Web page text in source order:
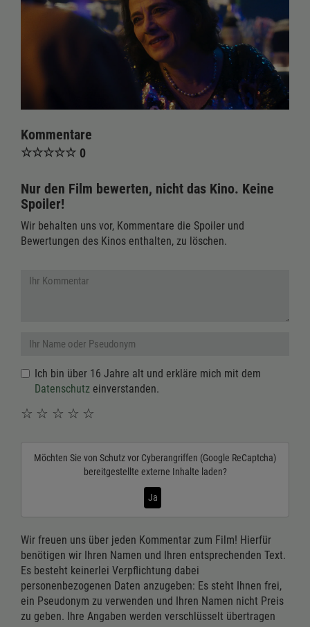
Kommentare
☆☆☆☆☆ 0
Nur den Film bewerten, nicht das Kino. Keine
Spoiler!
Wir behalten uns vor, Kommentare die Spoiler und
Bewertungen des Kinos enthalten, zu löschen.
Ich bin über 16 Jahre alt und erkläre mich mit dem
Datenschutz einverstanden.
☆
☆
☆
☆
☆
Möchten Sie von Schutz vor Cyberangriffen (Google ReCaptcha)
bereitgestellte externe Inhalte laden?
Ja
Wir freuen uns über jeden Kommentar zum Film! Hierfür
benötigen wir Ihren Namen und Ihren entsprechenden Text.
Es besteht keinerlei Verpflichtung dabei
personenbezogenen Daten anzugeben: Es steht Ihnen frei,
ein Pseudonym zu verwenden und Ihren Namen nicht Preis
zu geben. Ihre Angaben werden verschlüsselt übertragen